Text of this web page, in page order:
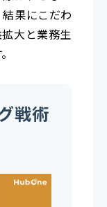
果にこだわ
大と業務生
戦術